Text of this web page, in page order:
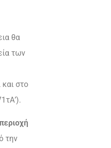
θα
των
στο
την